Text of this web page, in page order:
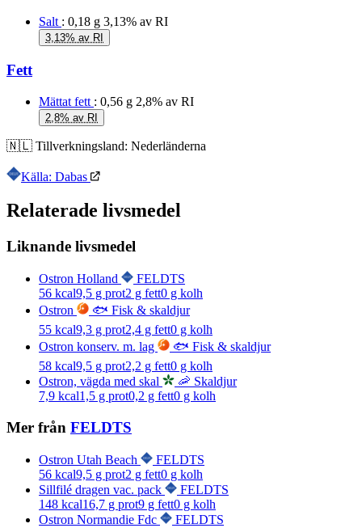
Salt : 0,18 g 3,13% av RI
3,13% av RI
Fett
Mättat fett : 0,56 g 2,8% av RI
2,8% av RI
🇳🇱 Tillverkningsland: Nederländerna
Källa: Dabas
Relaterade livsmedel
Liknande livsmedel
Ostron Holland
FELDTS
56 kcal9,5 g prot2 g fett0 g kolh
Ostron
🐟 Fisk & skaldjur
55 kcal9,3 g prot2,4 g fett0 g kolh
Ostron konserv. m. lag
🐟 Fisk & skaldjur
58 kcal9,5 g prot2,2 g fett0 g kolh
Ostron, vägda med skal
🦐 Skaldjur
7,9 kcal1,5 g prot0,2 g fett0 g kolh
Mer från FELDTS
Ostron Utah Beach
FELDTS
56 kcal9,5 g prot2 g fett0 g kolh
Sillfilé dragen vac. pack
FELDTS
148 kcal16,7 g prot9 g fett0 g kolh
Ostron Normandie Fdc
FELDTS